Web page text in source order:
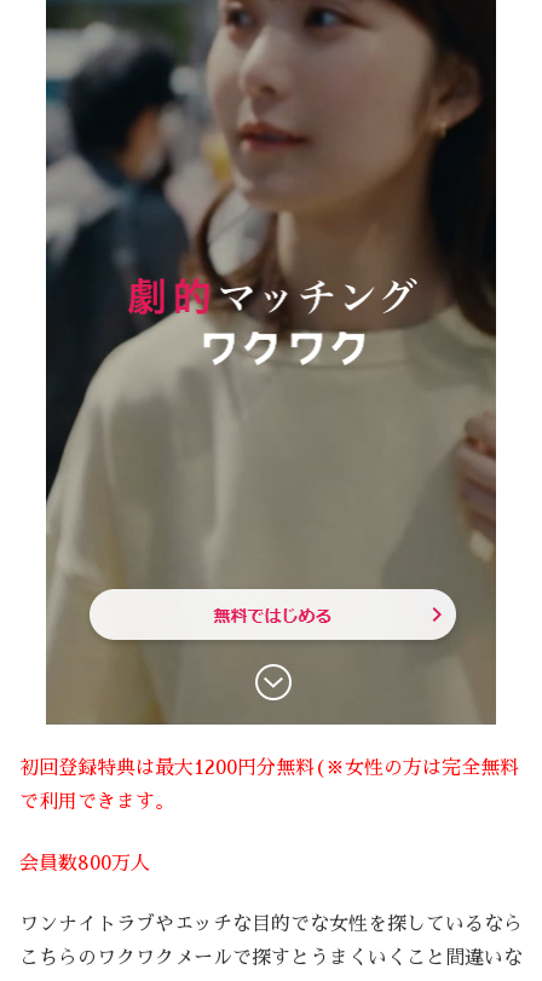
初回登録特典は最大1200円分無料(※女性の方は完全無料
で利用できます。
会員数800万人
ワンナイトラブやエッチな目的でな女性を探しているなら
こちらのワクワクメールで探すとうまくいくこと間違いな